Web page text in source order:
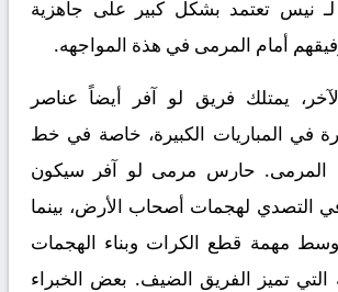
لـ نيس تعتمد بشكل كبير على جاهزية
أمام المرمى في هذة المواجهه.
يمتلك فريق لو آفر أيضاً عناصر
في المباريات الكبيرة، خاصة في خط
المرمى. حارس مرمى لو آفر سيكون
التصدي لهجمات أصحاب الأرض، بينما
مهمة قطع الكرات وبناء الهجمات
التي تميز الفريق الضيف. بعض الخبراء